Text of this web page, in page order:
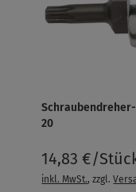
Schraubendreher-
20
14,83 €/
inkl. MwSt., zzgl.